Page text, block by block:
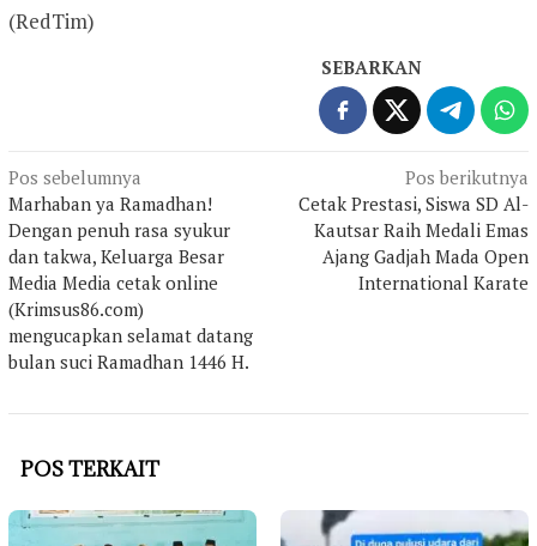
(RedTim)
SEBARKAN
Navigasi
pos
Pos sebelumnya
Marhaban ya Ramadhan!
Dengan penuh rasa syukur
dan takwa, Keluarga Besar
Media Media cetak online
(Krimsus86.com)
mengucapkan selamat datang
bulan suci Ramadhan 1446 H.
Pos berikutnya
Cetak Prestasi, Siswa SD Al-
Kautsar Raih Medali Emas
Ajang Gadjah Mada Open
International Karate
POS TERKAIT